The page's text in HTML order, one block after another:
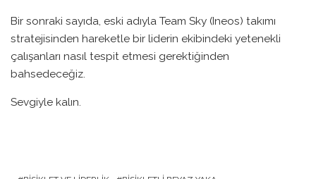
Bir sonraki sayıda, eski adıyla Team Sky (Ineos) takımı
stratejisinden hareketle bir liderin ekibindeki yetenekli
çalışanları nasıl tespit etmesi gerektiğinden
bahsedeceğiz.
Sevgiyle kalın.